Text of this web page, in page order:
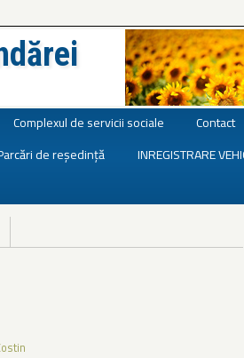
Complexul de servicii sociale Contact
de reședință
INREGISTRARE